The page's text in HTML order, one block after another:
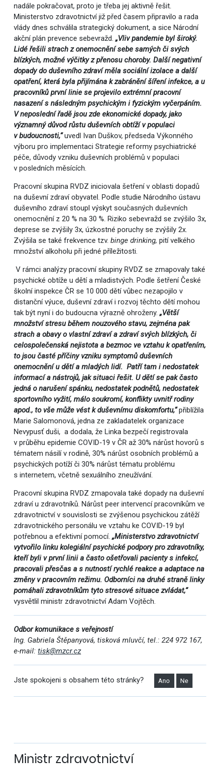
nadále pokračovat, proto je třeba jej aktivně řešit.
Ministerstvo zdravotnictví již před časem připravilo a rada
vlády dnes schválila strategický dokument, a sice Národní
akční plán prevence sebevražd. „Vliv pandemie byl široký.
Lidé řešili strach z onemocnění sebe samých či svých
blízkých, možné výčitky z přenosu choroby. Další negativní
dopady do duševního zdraví měla sociální izolace a další
opatření, která byla přijímána k zabránění šíření infekce, a u
pracovníků první linie se projevilo extrémní pracovní
nasazení s následným psychickým i fyzickým vyčerpáním.
V neposlední řadě jsou zde ekonomické dopady, jako
významný důvod růstu duševních obtíží v populaci
v budoucnosti,“uvedl Ivan Duškov, předseda Výkonného
výboru pro implementaci Strategie reformy psychiatrické
péče, důvody vzniku duševních problémů v populaci
v posledních měsících.
Pracovní skupina RVDZ iniciovala šetření v oblasti dopadů
na duševní zdraví obyvatel. Podle studie Národního ústavu
duševního zdraví stoupl výskyt současných duševních
onemocnění z 20 % na 30 %. Riziko sebevražd se zvýšilo 3x,
deprese se zvýšily 3x, úzkostné poruchy se zvýšily 2x.
Zvýšila se také frekvence tzv. binge drinking, pití velkého
množství alkoholu při jedné příležitosti.
V rámci analýzy pracovní skupiny RVDZ se zmapovaly také
psychické obtíže u dětí a mladistvých. Podle šetření České
školní inspekce ČR se 10 000 dětí vůbec nezapojilo v
distanční výuce, duševní zdraví i rozvoj těchto dětí mohou
tak být nyní i do budoucna výrazně ohroženy. „Větší
množství stresu během nouzového stavu, zejména pak
strach a obavy o vlastní zdraví a zdraví svých blízkých, či
celospolečenská nejistota a bezmoc ve vztahu k opatřením,
to jsou časté příčiny vzniku symptomů duševních
onemocnění u dětí a mladých lidí. Patří tam i nedostatek
informací a nástrojů, jak situaci řešit. U dětí se pak často
jedná o narušení spánku, nedostatek podnětů, nedostatek
sportovního vyžití, málo soukromí, konflikty uvnitř rodiny
apod., to vše může vést k duševnímu diskomfortu,“přiblížila
Marie Salomonová, jedna ze zakladatelek organizace
Nevypusť duši, a dodala, že Linka bezpečí registrovala
v průběhu epidemie COVID-19 v ČR až 30% nárůst hovorů s
tématem násilí v rodině, 30% nárůst osobních problémů a
psychických potíží či 30% nárůst tématu problému
s internetem, včetně sexuálního zneužívání.
Pracovní skupina RVDZ zmapovala také dopady na duševní
zdraví u zdravotníků. Nárůst peer intervencí pracovníkům ve
zdravotnictví v souvislosti se zvýšenou psychickou zátěží
zdravotnického personálu ve vztahu ke COVID-19 byl
potřebnou a efektivní pomocí. „Ministerstvo zdravotnictví
vytvořilo linku kolegiální psychické podpory pro zdravotníky,
kteří byli v první linii a často ošetřovali pacienty s infekcí,
pracovali přesčas a s nutností rychlé reakce a adaptace na
změny v pracovním režimu. Odborníci na druhé straně linky
pomáhali zdravotníkům tyto stresové situace zvládat,“
vysvětlil ministr zdravotnictví Adam Vojtěch.
Odbor komunikace s veřejností
Ing. Gabriela Štěpanyová, tisková mluvčí, tel.: 224 972 167,
e-mail: tisk@mzcr.cz
Jste spokojeni s obsahem této stránky? Ano Ne
Ministr zdravotnictví